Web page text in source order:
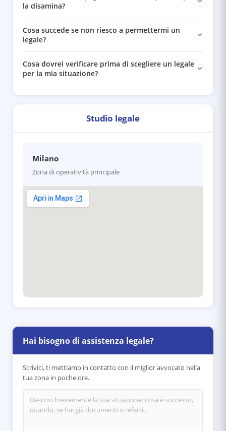
la disamina?
Cosa succede se non riesco a permettermi un
legale?
Cosa dovrei verificare prima di scegliere un legale
per la mia situazione?
Studio legale
Milano
Zona di operatività principale
Hai bisogno di assistenza legale?
Scrivici, ti mettiamo in contatto con il miglior avvocato nella
tua zona in poche ore.